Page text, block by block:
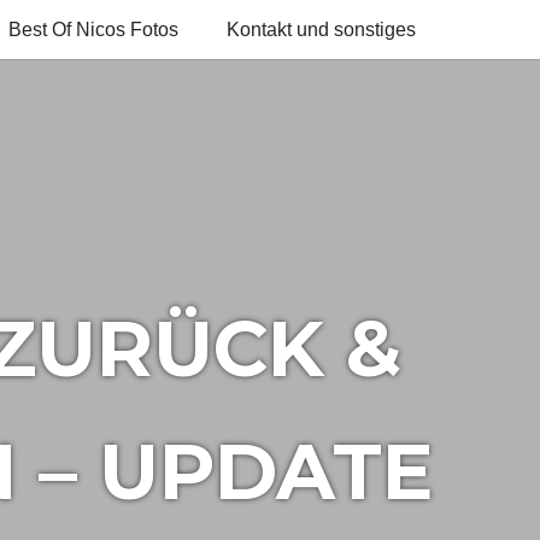
Best Of Nicos Fotos Kontakt und sonstiges
&
– UPDATE